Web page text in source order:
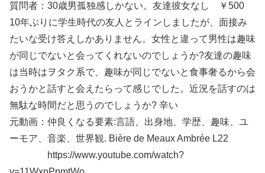
質問者：30歳男孤独感しかない。友達彼女なし ￥500
10年ぶりに学生時代の友人とラインしましたが、面接み
たいな受け答えしかありません。女性と違って男性は趣味
が同じでないと会ってくれないのでしょうか?友達の趣味
は当時はヲタク系で、趣味が同じでないと食事奢るから会
おうかと話すと会えたらって感じでした。近況を話すのは
無駄な時間だと思うのでしょうか? 辛い
元動画：仲良くなる要素:言語、出身地、学歴、趣味、ユ
ーモア、音楽、世界観. Bière de Meaux Ambrée L22
https://www.youtube.com/watch?